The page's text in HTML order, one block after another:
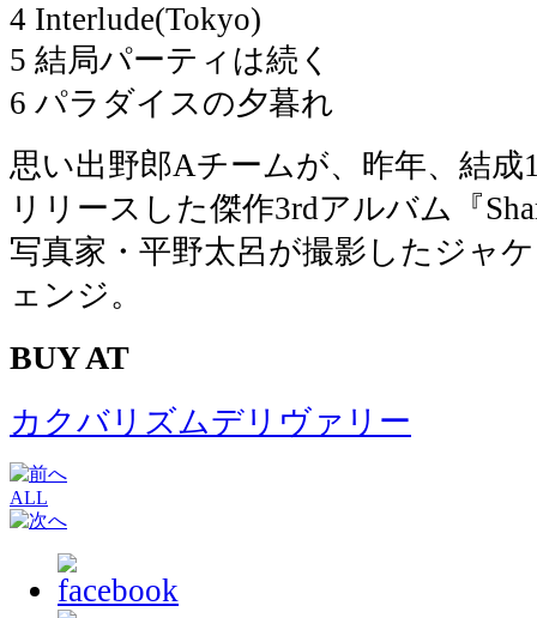
4 Interlude(Tokyo)
5 結局パーティは続く
6 パラダイスの夕暮れ
思い出野郎Aチームが、昨年、結
リリースした傑作3rdアルバム『
写真家・平野太呂が撮影したジャ
ェンジ。
BUY AT
カクバリズムデリヴァリー
ALL